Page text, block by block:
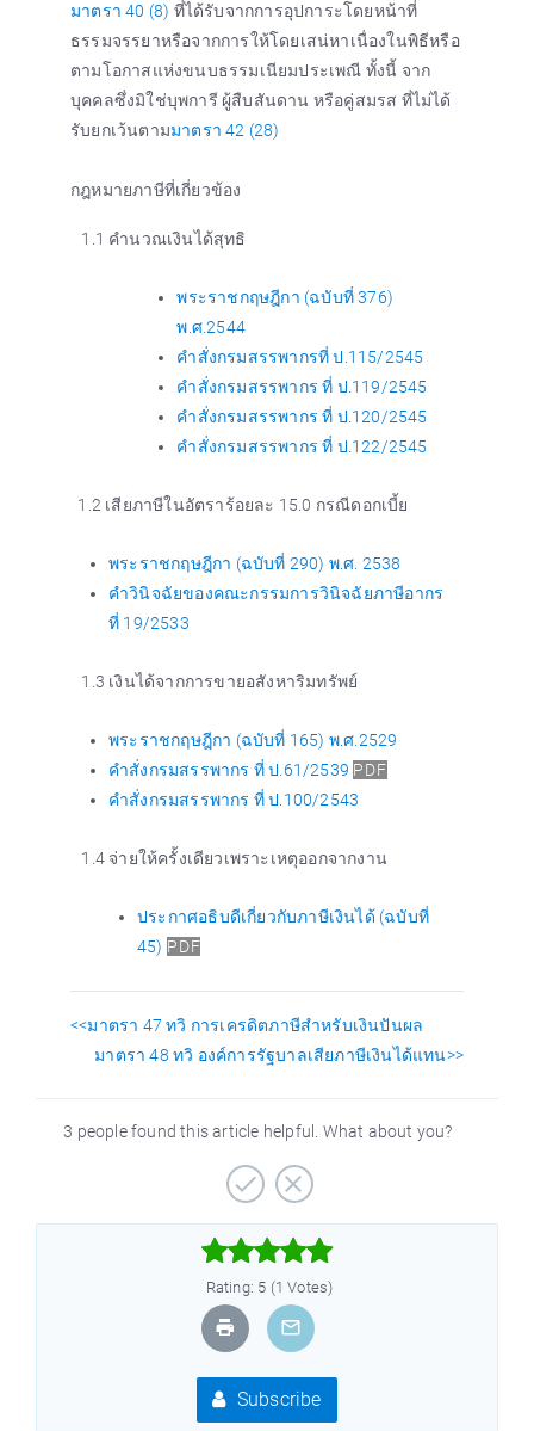
มาตรา 40 (8) ที่ได้รับจากการอุปการะโดยหน้าที่
ธรรมจรรยาหรือจากการให้โดยเสน่หาเนื่องในพิธีหรือ
ตามโอกาสแห่งขนบธรรมเนียมประเพณี ทั้งนี้ จาก
บุคคลซึ่งมิใช่บุพการี ผู้สืบสันดาน หรือคู่สมรส ที่ไม่ได้
รับยกเว้นตามมาตรา 42 (28)
กฎหมายภาษีที่เกี่ยวข้อง
1.1 คำนวณเงินได้สุทธิ
พระราชกฤษฎีกา (ฉบับที่ 376)
พ.ศ.2544
คำสั่งกรมสรรพากรที่ ป.115/2545
คำสั่งกรมสรรพากร ที่ ป.119/2545
คำสั่งกรมสรรพากร ที่ ป.120/2545
คำสั่งกรมสรรพากร ที่ ป.122/2545
1.2 เสียภาษีในอัตราร้อยละ 15.0 กรณีดอกเบี้ย
พระราชกฤษฎีกา (ฉบับที่ 290) พ.ศ. 2538
คำวินิจฉัยของคณะกรรมการวินิจฉัยภาษีอากร
ที่ 19/2533
1.3 เงินได้จากการขายอสังหาริมทรัพย์
พระราชกฤษฎีกา (ฉบับที่ 165) พ.ศ.2529
คำสั่งกรมสรรพากร ที่ ป.61/2539 PDF
คำสั่งกรมสรรพากร ที่ ป.100/2543
1.4 จ่ายให้ครั้งเดียวเพราะเหตุออกจากงาน
ประกาศอธิบดีเกี่ยวกับภาษีเงินได้ (ฉบับที่
45) PDF
<<มาตรา 47 ทวิ การเครดิตภาษีสำหรับเงินปันผล
มาตรา 48 ทวิ องค์การรัฐบาลเสียภาษีเงินได้แทน>>
3 people found this article helpful. What about you?



Rating: 5 (1 Votes)
Subscribe